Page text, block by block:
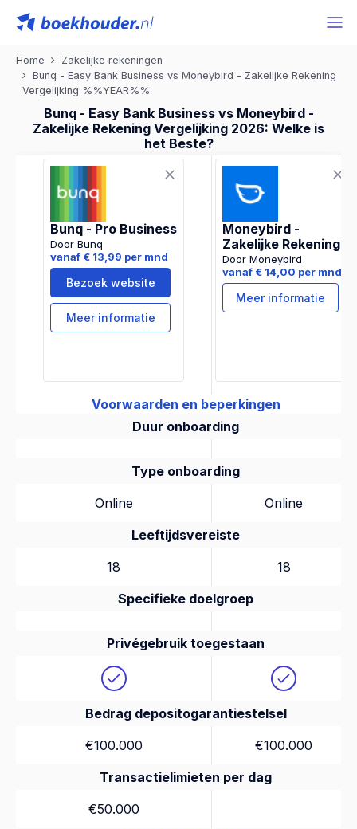
Home
Zakelijke rekeningen
Bunq - Easy Bank Business vs Moneybird - Zakelijke Rekening
Vergelijking %%YEAR%%
Bunq - Easy Bank Business vs Moneybird -
Zakelijke Rekening Vergelijking 2026: Welke is
het Beste?
Bunq - Pro Business
Door Bunq
vanaf € 13,99 per mnd
Bezoek website
Meer informatie
Moneybird -
Zakelijke Rekening
Door Moneybird
vanaf € 14,00 per mnd
Meer informatie
Voorwaarden en beperkingen
Duur onboarding
Type onboarding
Online
Online
Leeftijdsvereiste
18
18
Specifieke doelgroep
Privégebruik toegestaan
Bedrag depositogarantiestelsel
€100.000
€100.000
Transactielimieten per dag
€50.000